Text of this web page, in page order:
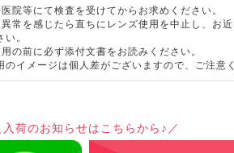
院等にて検査を受けてからお求めください。
常を感じたら直ちにレンズ使用を中止し、お
い。
の前に必ず添付文書をお読みください。
イメージは個人差がございますので、ご注意
入荷のお知らせはこちらから♪／